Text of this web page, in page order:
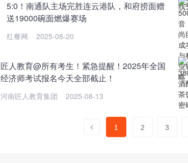
5:0！南通队主场完胜连云港队，和府捞面赠
送19000碗面燃爆赛场
红餐网 2025-08-20
匠人教育@所有考生！紧急提醒！2025年全国
经济师考试报名今天全部截止！
河南匠人教育集团 2025-08-13
1 2 3